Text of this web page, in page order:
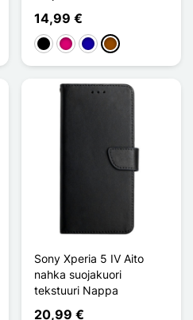
14,99 €
MustaMagentaBleu Foncé
Ruskea
Sony Xperia 5 IV Aito
nahka suojakuori
tekstuuri Nappa
20,99 €